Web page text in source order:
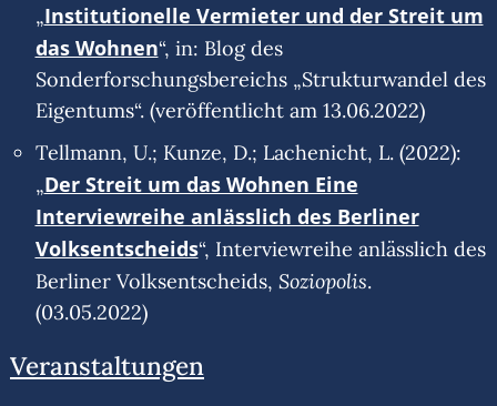
„Institutionelle Vermieter und der Streit um
das Wohnen“, in: Blog des
Sonderforschungsbereichs „Strukturwandel des
Eigentums“. (veröffentlicht am 13.06.2022)
Tellmann, U.; Kunze, D.; Lachenicht, L. (2022):
„Der Streit um das Wohnen Eine
Interviewreihe anlässlich des Berliner
Volksentscheids“, Interviewreihe anlässlich des
Berliner Volksentscheids, Soziopolis.
(03.05.2022)
Veranstaltungen